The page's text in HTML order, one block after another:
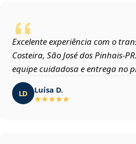
Excelente experiência com o
Costeira, São José dos
equipe cuidadosa e entrega no
LD Luísa D.